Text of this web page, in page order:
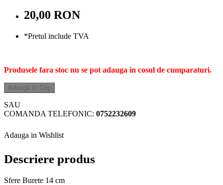
20,00 RON
*Pretul include TVA
Produsele fara stoc nu se pot adauga in cosul de cumparaturi.
Adaugă în Coş
SAU
COMANDA TELEFONIC: 0752232609
Adauga in Wishlist
Descriere produs
Sfere Burete 14 cm